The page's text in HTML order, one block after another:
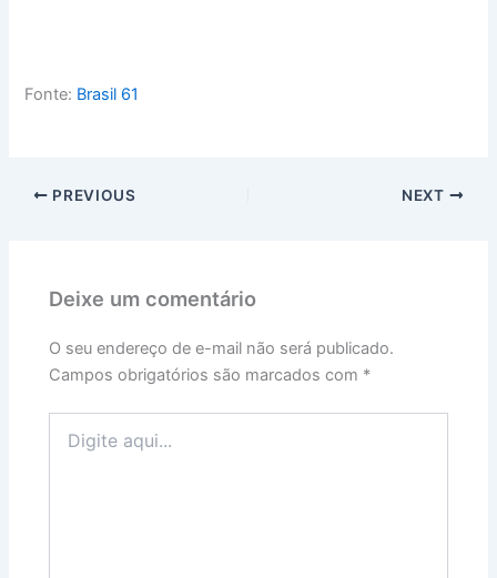
Fonte: Brasil 61
PREVIOUS NEXT
Deixe um comentário
O seu endereço de e-mail não será publicado.
Campos obrigatórios são marcados com *
aqui...